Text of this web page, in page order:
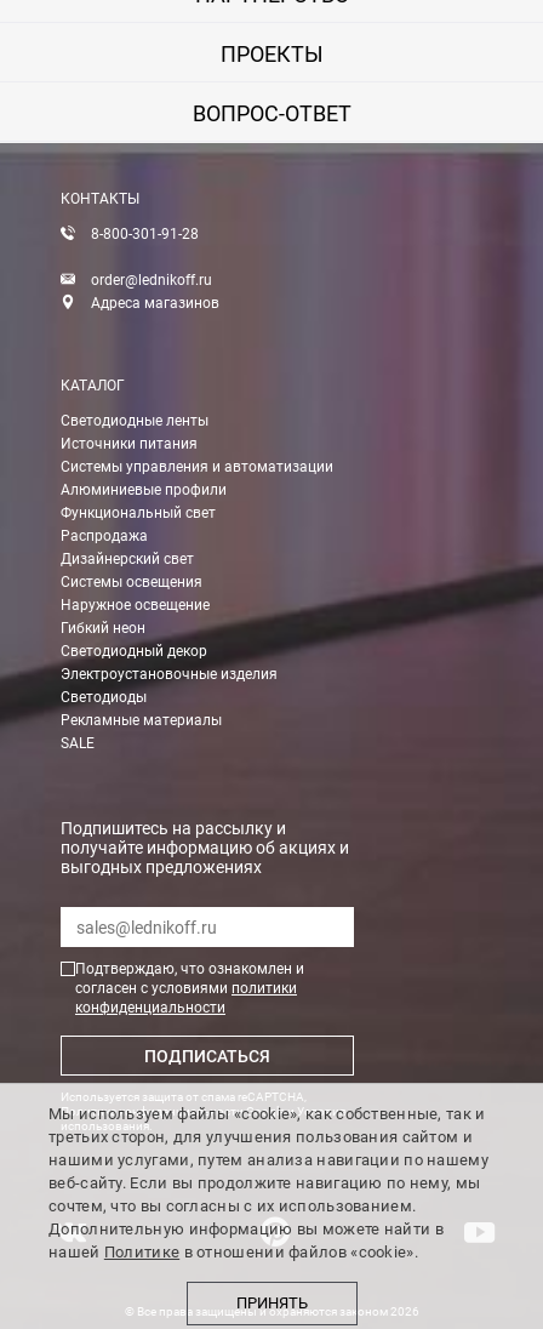
Вы можете оплатить заказ по выставленному счету в любом
Доставка:
Вы можете самостоятельно забрать заказ в одном из наших
В Москве (внутри МКАД)
БЕСПЛАТНАЯ доставка при сумме заказа от 7000 руб.
При заказе менее 7000 руб. стоимость доставки 750 руб.
В Москве и МО (за МКАД)
При заказе от 7000 руб. стоимость доставки равна 30 руб.
При заказе менее 7000 руб. стоимость доставки 750 руб. +
В Санкт-Петербурге
При заказе менее 7000 руб. стоимость доставки
Мы можем доставить ваши заказы сервисом компании
Транспортные компании
Доставка до ТК от 7000 руб. БЕСПЛАТНО.
При заказе менее 7000 руб. стоимость доставки до ТК 750 руб.
Стоимость доставки ТК до Вашего пункта назначения Вы
Подробнее обоплате и доставке
ПРОЕКТЫ
ВОПРОС-ОТВЕТ
КОНТАКТЫ
8-800-301-91-28
order@lednikoff.ru
Адреса магазинов
КАТАЛОГ
Светодиодные ленты
Источники питания
Системы управления и автоматизации
Алюминиевые профили
Функциональный свет
Распродажа
Дизайнерский свет
Системы освещения
Наружное освещение
Гибкий неон
Светодиодный декор
Электроустановочные изделия
Светодиоды
Рекламные материалы
SALE
Подпишитесь на рассылку и
получайте информацию об акциях и
выгодных предложениях
Подтверждаю, что ознакомлен и
согласен с условиями политики
конфиденциальности
ПОДПИСАТЬСЯ
Используется защита от спама reCAPTCHA,
Политика конфиденциальности GoogleиУсловия
использования
© Все права защищены и охраняются законом 2026
Мы используем файлы «cookie», как собственные, так и
третьих сторон, для улучшения пользования сайтом и
нашими услугами, путем анализа навигации по нашему
веб-сайту. Если вы продолжите навигацию по нему, мы
сочтем, что вы согласны с их использованием.
Дополнительную информацию вы можете найти в
нашей Политике в отношении файлов «cookie».
ПРИНЯТЬ